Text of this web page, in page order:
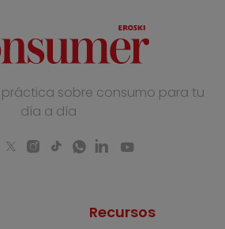
sobre consumo para tu
día a día
Recursos